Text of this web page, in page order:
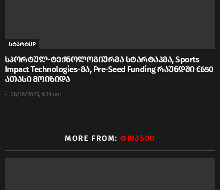
სტარტUP
სპორტულ-ტექნოლოგიურმა სტარტაპმა, Sports
Impact Technologies-მა, Pre-Seed Funding რაუნდში €650
ათასი მოიზიდა
08/18/2025, 9:39 pm
MORE FROM:ᲢᲝᲞ500